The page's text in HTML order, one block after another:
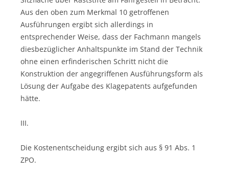
Aus den oben zum Merkmal 10 getroffenen
Ausführungen ergibt sich allerdings in
entsprechender Weise, dass der Fachmann mangels
diesbezüglicher Anhaltspunkte im Stand der Technik
ohne einen erfinderischen Schritt nicht die
Konstruktion der angegriffenen Ausführungsform als
Lösung der Aufgabe des Klagepatents aufgefunden
hätte.
III.
Die Kostenentscheidung ergibt sich aus § 91 Abs. 1
ZPO.